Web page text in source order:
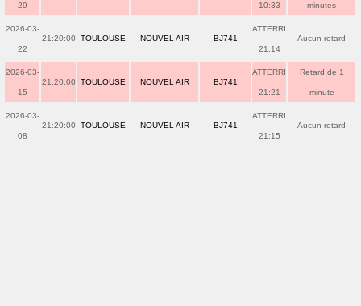
29 10:33 minutes
2026-03-
22
21:20:00 TOULOUSE NOUVEL AIR BJ741
ATTERRI
21:14
Aucun retard
2026-03-
15
21:20:00 TOULOUSE NOUVEL AIR BJ741
ATTERRI
21:21
Retard de 1
minute
2026-03-
08
21:20:00 TOULOUSE NOUVEL AIR BJ741
ATTERRI
21:15
Aucun retard